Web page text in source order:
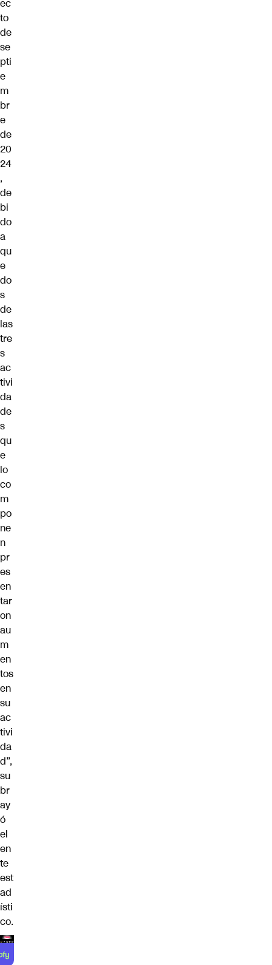
ec
to
de
se
pti
e
m
br
e
de
20
24
,
de
bi
do
a
qu
e
do
s
de
las
tre
s
ac
tivi
da
de
s
qu
e
lo
co
m
po
ne
n
pr
es
en
tar
on
au
m
en
tos
en
su
ac
tivi
da
d”,
su
br
ay
ó
el
en
te
est
ad
ísti
co.